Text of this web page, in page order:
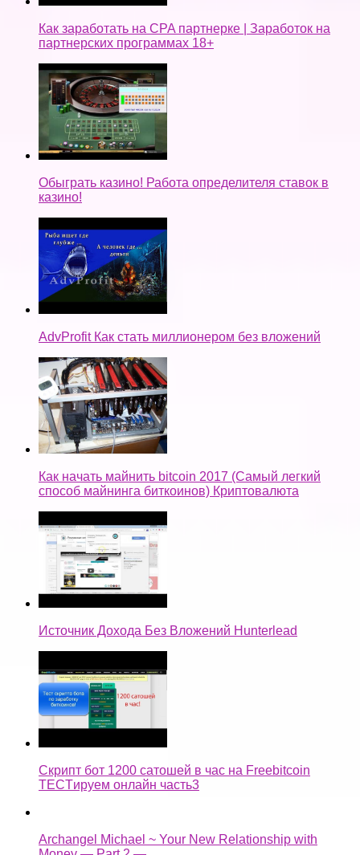
Как заработать на CPA партнерке | Заработок на
партнерских программах 18+
Обыграть казино! Работа определителя ставок в
казино!
AdvProfit Как стать миллионером без вложений
Как начать майнить bitcoin 2017 (Самый легкий
способ майнинга биткоинов) Криптовалюта
Источник Дохода Без Вложений Hunterlead
Скрипт бот 1200 сатошей в час на Freebitcoin
TECTируем онлайн часть3
Archangel Michael ~ Your New Relationship with